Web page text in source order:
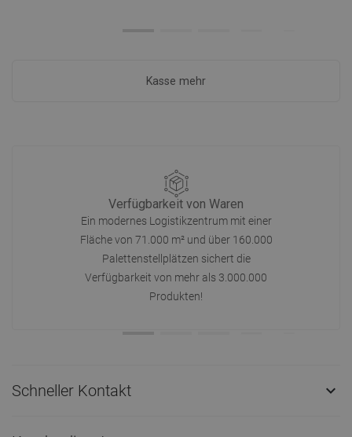
Kasse mehr
Verfügbarkeit von Waren
Ein modernes Logistikzentrum mit einer
Fläche von 71.000 m² und über 160.000
Palettenstellplätzen sichert die
Verfügbarkeit von mehr als 3.000.000
Produkten!
Schneller Kontakt 